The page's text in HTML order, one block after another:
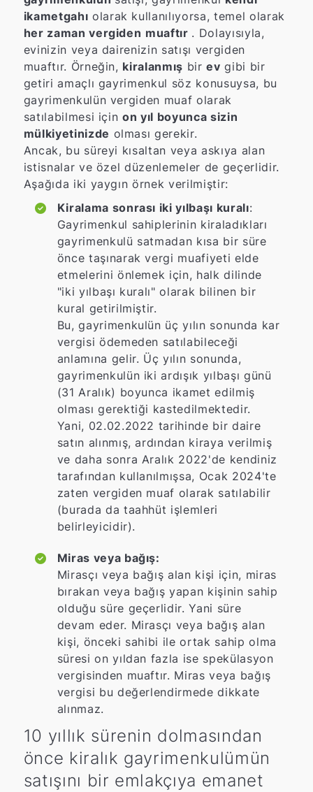
ikametgahı olarak kullanılıyorsa, temel olarak
her zaman vergiden muaftır . Dolayısıyla,
evinizin veya dairenizin satışı vergiden
muaftır. Örneğin, kiralanmış birev gibi bir
getiri amaçlı gayrimenkul söz konusuysa, bu
gayrimenkulün vergiden muaf olarak
satılabilmesi içinon yıl boyunca sizin
mülkiyetinizde olması gerekir.
Ancak, bu süreyi kısaltan veya askıya alan
istisnalar ve özel düzenlemeler de geçerlidir.
Aşağıda iki yaygın örnek verilmiştir:
Kiralama sonrası iki yılbaşı kuralı:
Gayrimenkul sahiplerinin kiraladıkları
gayrimenkulü satmadan kısa bir süre
önce taşınarak vergi muafiyeti elde
etmelerini önlemek için, halk dilinde
"iki yılbaşı kuralı" olarak bilinen bir
kural getirilmiştir.
Bu, gayrimenkulün üç yılın sonunda kar
vergisi ödemeden satılabileceği
anlamına gelir. Üç yılın sonunda,
gayrimenkulün iki ardışık yılbaşı günü
(31 Aralık) boyunca ikamet edilmiş
olması gerektiği kastedilmektedir.
Yani, 02.02.2022 tarihinde bir daire
satın alınmış, ardından kiraya verilmiş
ve daha sonra Aralık 2022'de kendiniz
tarafından kullanılmışsa, Ocak 2024'te
zaten vergiden muaf olarak satılabilir
(burada da taahhüt işlemleri
belirleyicidir).
Miras veya bağış:
Mirasçı veya bağış alan kişi için, miras
bırakan veya bağış yapan kişinin sahip
olduğu süre geçerlidir. Yani süre
devam eder. Mirasçı veya bağış alan
kişi, önceki sahibi ile ortak sahip olma
süresi on yıldan fazla ise spekülasyon
vergisinden muaftır. Miras veya bağış
vergisi bu değerlendirmede dikkate
alınmaz.
10 yıllık sürenin dolmasından
önce kiralık gayrimenkulümün
satışını bir emlakçıya emanet